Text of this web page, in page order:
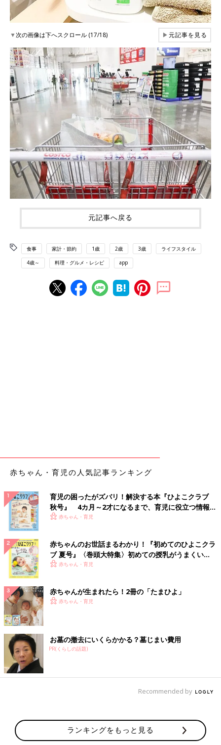
▼次の画像は下へスクロール (17/18) ▶元記事を見る
元記事へ戻る
食事 家計・節約 1歳 2歳 3歳 ライフスタイル
4歳～ 料理・グルメ・レシピ app
赤ちゃん・育児の人気記事ランキング
育児の困ったがズバリ！解決する本『ひよこクラブ
秋号』 4カ月～2才になるまで、育児に役立つ情報が
いっぱい！
赤ちゃん・育児
赤ちゃんのお世話まるわかり！『初めてのひよこクラ
ブ 夏号』〈巻頭大特集〉初めての授乳がうまくい
く！ おっぱい・ミルクの基本と夏のトラブル 解決テ
赤ちゃん・育児
赤ちゃんが生まれたら！2冊の「たまひよ」
赤ちゃん・育児
お墓の撤去にいくらかかる？墓じまい費用
PR(くらしの話題)
Recommended by
ランキングをもっと見る